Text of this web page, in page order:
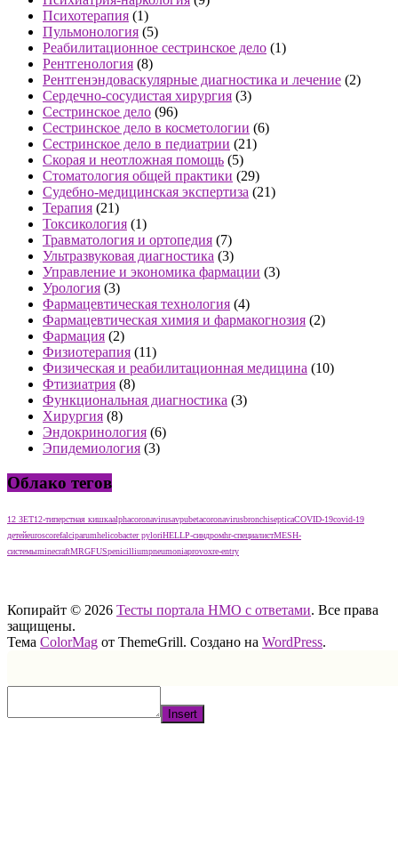
Психотерапия (1)
Пульмонология (5)
Реабилитационное сестринское дело (1)
Рентгенология (8)
Рентгенэндоваскулярные диагностика и лечение (2)
Сердечно-сосудистая хирургия (3)
Сестринское дело (96)
Сестринское дело в косметологии (6)
Сестринское дело в педиатрии (21)
Скорая и неотложная помощь (5)
Стоматология общей практики (29)
Судебно-медицинская экспертиза (21)
Терапия (21)
Токсикология (1)
Травматология и ортопедия (7)
Ультразвуковая диагностика (3)
Управление и экономика фармации (3)
Урология (3)
Фармацевтическая технология (4)
Фармацевтическая химия и фармакогнозия (2)
Фармация (2)
Физиотерапия (11)
Физическая и реабилитационная медицина (10)
Фтизиатрия (8)
Функциональная диагностика (3)
Хирургия (8)
Эндокринология (6)
Эпидемиология (3)
Облако тегов
12 ЗЕТ12-типерстная кишкаalphacoronavirusavpubetacoronavirusbronchisepticaCOVID-19covid-19
детейeuroscorefalciparumhelicobacter pyloriHELLP-синдромhr-специалистMESH-
системыminecraftMRGFUSpenicilliumpneumoniaprovoxre-entry
Копирайт © 2026 Тесты портала НМО с ответами. Все права
защищены.
Тема ColorMag от ThemeGrill. Создано на WordPress.
Insert